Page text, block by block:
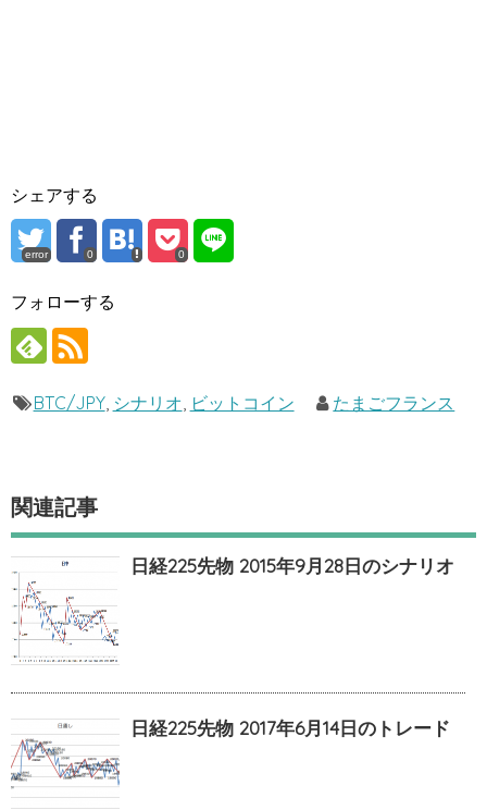
シェアする
error 0 0
フォローする
BTC/JPY, シナリオ, ビットコイン たまごフランス
関連記事
日経225先物 2015年9月28日のシナリオ
日経225先物 2017年6月14日のトレード